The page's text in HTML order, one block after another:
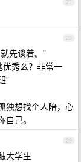
27
28
先谈着。”
优秀么？非常一
”
独想找个人陪，心
己。
29
大学生